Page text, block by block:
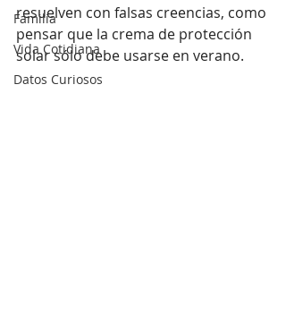
Familia
Vida Cotidiana
Datos Curiosos
resuelven con falsas creencias, como
pensar que la crema de protección
solar sólo debe usarse en verano.